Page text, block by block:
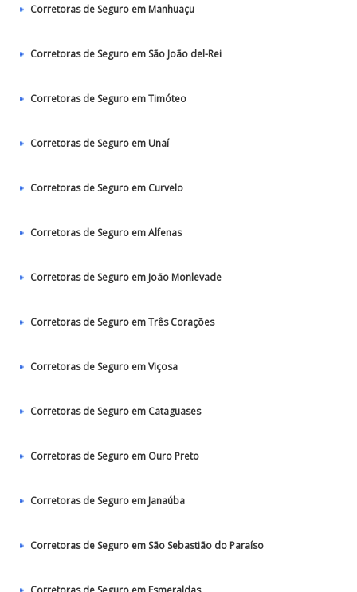
Corretoras de Seguro em Manhuaçu
Corretoras de Seguro em São João del-Rei
Corretoras de Seguro em Timóteo
Corretoras de Seguro em Unaí
Corretoras de Seguro em Curvelo
Corretoras de Seguro em Alfenas
Corretoras de Seguro em João Monlevade
Corretoras de Seguro em Três Corações
Corretoras de Seguro em Viçosa
Corretoras de Seguro em Cataguases
Corretoras de Seguro em Ouro Preto
Corretoras de Seguro em Janaúba
Corretoras de Seguro em São Sebastião do Paraíso